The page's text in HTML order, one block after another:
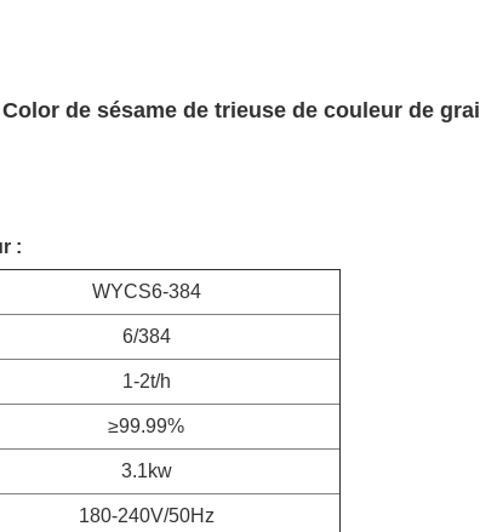
de sésame de trieuse de couleur de
:
WYCS6-384
6/384
1-2t/h
≥99.99%
3.1kw
180-240V/50Hz